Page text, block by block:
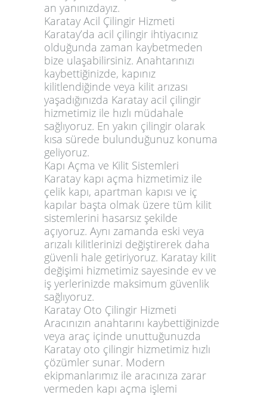
an yanınızdayız.
Karatay Acil Çilingir Hizmeti
Karatay’da acil çilingir ihtiyacınız
olduğunda zaman kaybetmeden
bize ulaşabilirsiniz. Anahtarınızı
kaybettiğinizde, kapınız
kilitlendiğinde veya kilit arızası
yaşadığınızda Karatay acil çilingir
hizmetimiz ile hızlı müdahale
sağlıyoruz. En yakın çilingir olarak
kısa sürede bulunduğunuz konuma
geliyoruz.
Kapı Açma ve Kilit Sistemleri
Karatay kapı açma hizmetimiz ile
çelik kapı, apartman kapısı ve iç
kapılar başta olmak üzere tüm kilit
sistemlerini hasarsız şekilde
açıyoruz. Aynı zamanda eski veya
arızalı kilitlerinizi değiştirerek daha
güvenli hale getiriyoruz. Karatay kilit
değişimi hizmetimiz sayesinde ev ve
iş yerlerinizde maksimum güvenlik
sağlıyoruz.
Karatay Oto Çilingir Hizmeti
Aracınızın anahtarını kaybettiğinizde
veya araç içinde unuttuğunuzda
Karatay oto çilingir hizmetimiz hızlı
çözümler sunar. Modern
ekipmanlarımız ile aracınıza zarar
vermeden kapı açma işlemi